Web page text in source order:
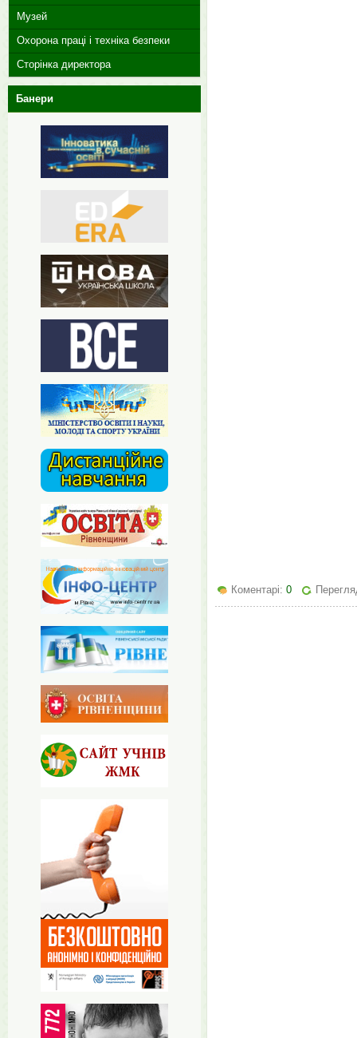
Коментарі: 0
Музей
Охорона праці і техніка безпеки
Сторінка директора
Банери